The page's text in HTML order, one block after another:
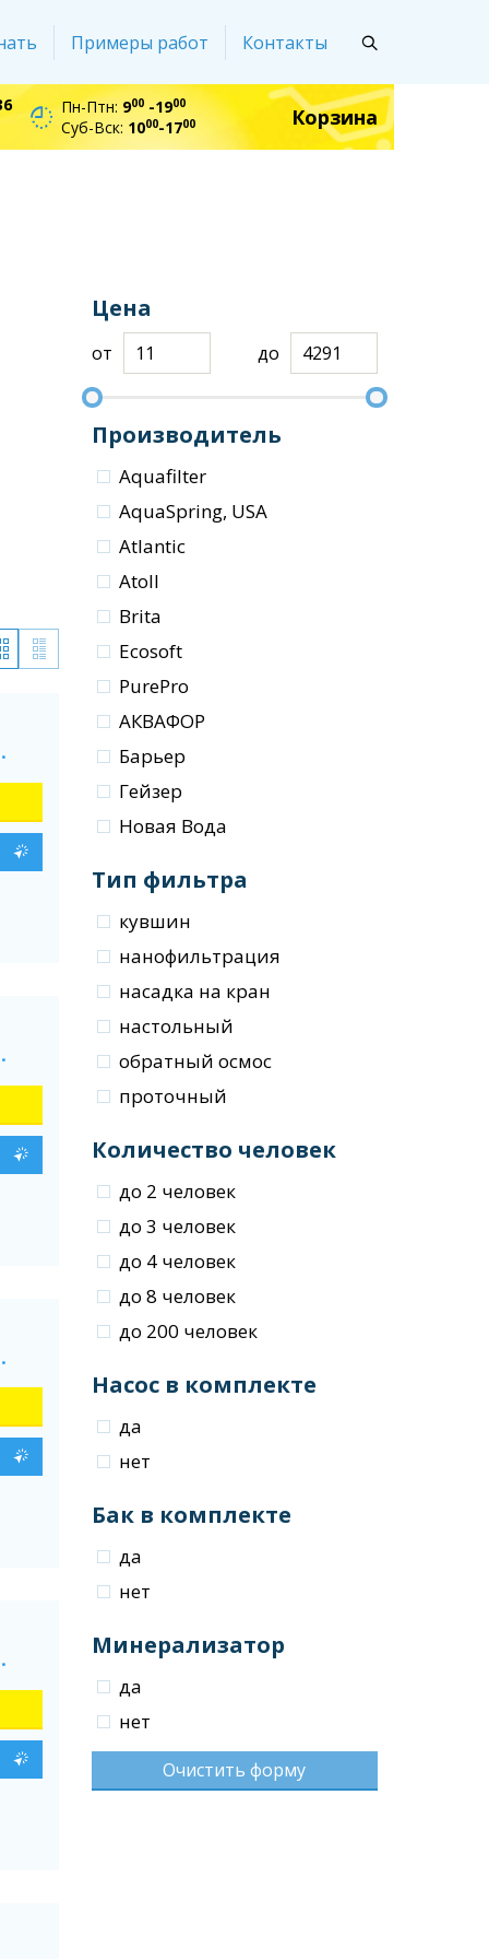
Примеры работ Контакты
Пн-Птн: 900 -1900
Суб-Вск: 1000-1700 Корзина
Цена
от до
Производитель
Aquafilter
AquaSpring, USA
Atlantic
Atoll
Brita
Ecosoft
PurePro
АКВАФОР
Барьер
Гейзер
Новая Вода
Тип фильтра
кувшин
нанофильтрация
насадка на кран
настольный
обратный осмос
проточный
Количество человек
до 2 человек
до 3 человек
до 4 человек
до 8 человек
до 200 человек
Насос в комплекте
да
нет
Бак в комплекте
да
нет
Минерализатор
да
нет
Очистить форму